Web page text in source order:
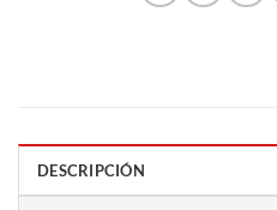
DESCRIPCIÓN